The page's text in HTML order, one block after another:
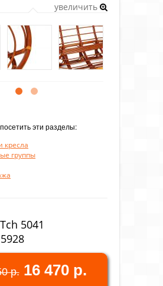
увеличить
эти разделы:
кресла
группы
Tch 5041
5928
р. 16 470 р.